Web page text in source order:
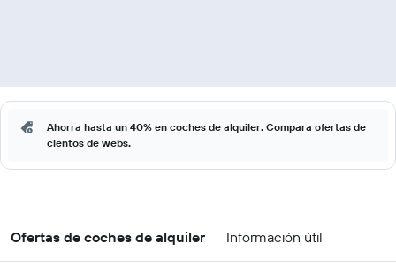
Ahorra hasta un 40% en coches de alquiler. Compara ofertas de
cientos de webs.
Ofertas de coches de alquiler Información útil